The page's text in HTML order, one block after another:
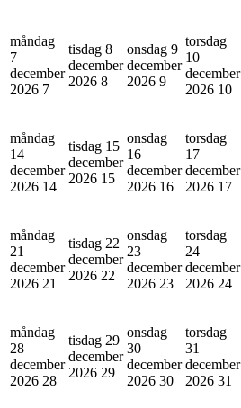
måndag
7
december
2026 7
tisdag 8
december
2026 8
onsdag 9
december
2026 9
torsdag
10
december
2026 10
måndag
14
december
2026 14
tisdag 15
december
2026 15
onsdag
16
december
2026 16
torsdag
17
december
2026 17
måndag
21
december
2026 21
tisdag 22
december
2026 22
onsdag
23
december
2026 23
torsdag
24
december
2026 24
måndag
28
december
2026 28
tisdag 29
december
2026 29
onsdag
30
december
2026 30
torsdag
31
december
2026 31